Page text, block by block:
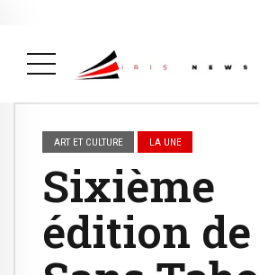
ART ET CULTURE LA UNE
Sixième
édition